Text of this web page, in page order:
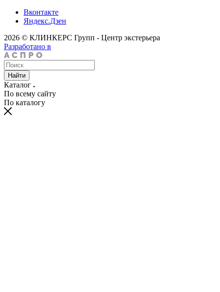
Вконтакте
Яндекс.Дзен
2026 © КЛИНКЕРС Групп - Центр экстерьера
Разработано в
Найти
Каталог
По всему сайту
По каталогу